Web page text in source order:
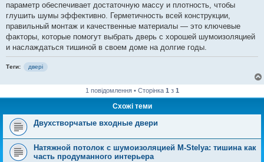
параметр обеспечивает достаточную массу и плотность, чтобы
глушить шумы эффективно. Герметичность всей конструкции,
правильный монтаж и качественные материалы — это ключевые
факторы, которые помогут выбрать дверь с хорошей шумоизоляцией
и наслаждаться тишиной в своем доме на долгие годы.
Теги: двері
1 повідомлення • Сторінка 1 з 1
Схожі теми
Двухстворчатые входные двери
Натяжной потолок с шумоизоляцией M-Stelya: тишина как
часть продуманного интерьера